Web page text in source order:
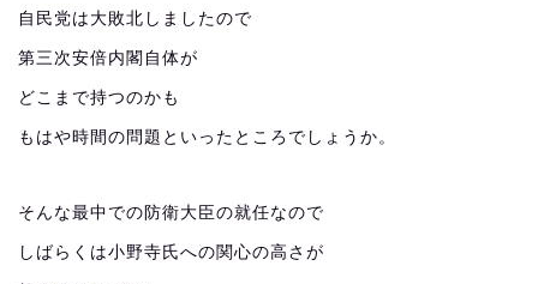
自民党は大敗北しましたので
第三次安倍内閣自体が
どこまで持つのかも
もはや時間の問題といったところでしょうか。
そんな最中での防衛大臣の就任なので
しばらくは小野寺氏への関心の高さが